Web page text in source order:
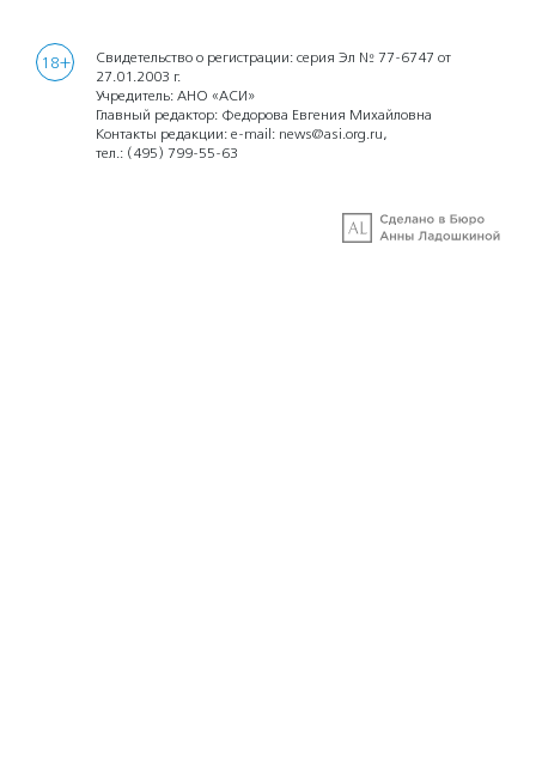
18+
Свидетельство о регистрации: серия Эл № 77-6747 от
27.01.2003 г.
Учредитель: АНО «АСИ»
Главный редактор: Федорова Евгения Михайловна
Контакты редакции: e-mail: news@asi.org.ru,
тел.: (495) 799-55-63